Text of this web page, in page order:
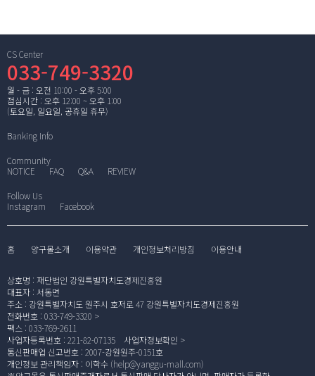
CS Center
033-749-3320
월 - 금 : 오전 10:00 - 오후 5:00
점심시간 : 오후 12:00 ~ 오후 1:00
(토요일, 일요일, 공휴일 휴무)
Banking Info
Community
NOTICE
FAQ Q&A REVIEW
Follow Us
Instagram
Facebook
홈 양구몰소개 이용약관 개인정보처리방침 이용안내
상호명 : 재단법인 강원특별자치도경제진흥원
대표자 : 서동면
주소 : 강원특별자치도 원주시 호저로 47 강원특별자치도경제진흥원
전화번호 : 033-749-3320
팩스 : 033-769-2611
사업자등록번호 : 221-82-07135
사업자정보확인
통신판매업 신고번호 : 2007-강원원주-0151호
개인정보 관리책임자 : 이학수 (help@yanggu-mall.com)